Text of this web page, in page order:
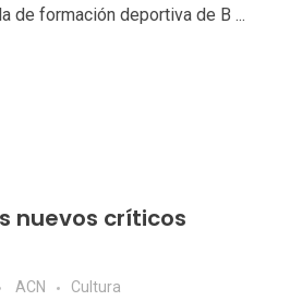
de formación deportiva de B ...
nuevos críticos
ACN Cultura